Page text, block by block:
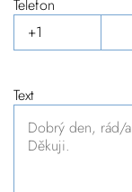
Telefon
Text